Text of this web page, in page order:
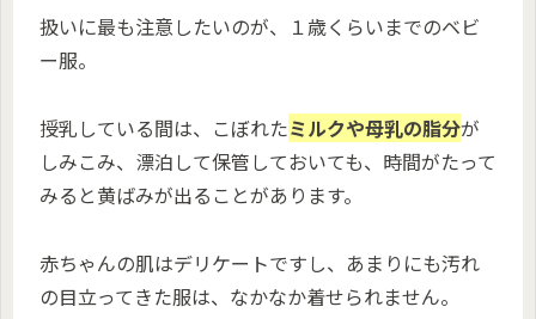
扱いに最も注意したいのが、１歳くらいまでのベビ
ー服。
授乳している間は、こぼれたミルクや母乳の脂分が
しみこみ、漂泊して保管しておいても、時間がたって
みると黄ばみが出ることがあります。
赤ちゃんの肌はデリケートですし、あまりにも汚れ
の目立ってきた服は、なかなか着せられません。